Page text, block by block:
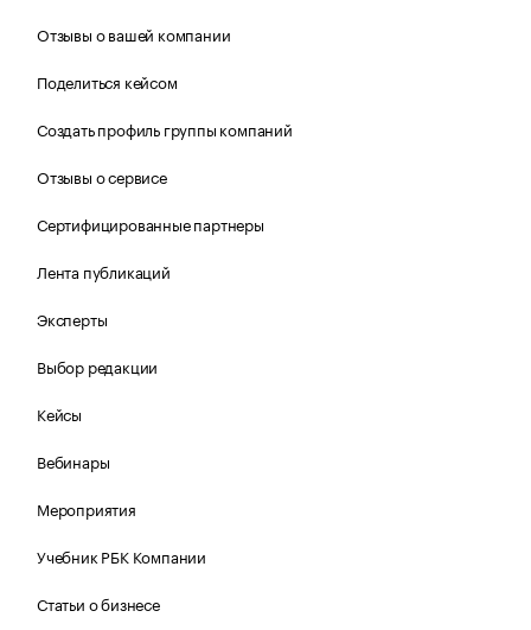
Отзывы о вашей компании
Поделиться кейсом
Создать профиль группы компаний
Отзывы о сервисе
Сертифицированные партнеры
Лента публикаций
Эксперты
Выбор редакции
Кейсы
Вебинары
Мероприятия
Учебник РБК Компании
Статьи о бизнесе